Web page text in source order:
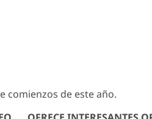
comienzos de este año.